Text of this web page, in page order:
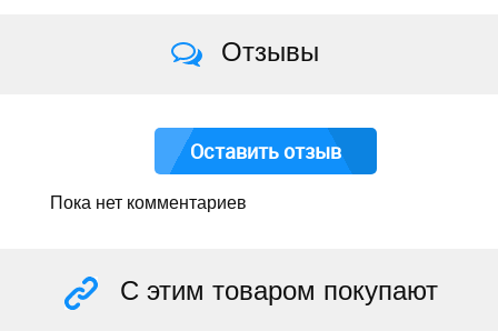
Отзывы
Оставить отзыв
Пока нет комментариев
С этим товаром покупают